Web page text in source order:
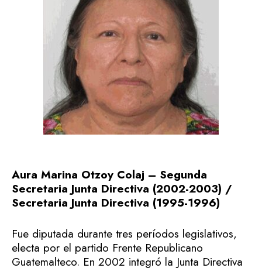
Aura Marina Otzoy Colaj – Segunda
Secretaria Junta Directiva (2002-2003) /
Secretaria Junta Directiva (1995-1996)
Fue diputada durante tres períodos legislativos,
electa por el partido Frente Republicano
Guatemalteco. En 2002 integró la Junta Directiva